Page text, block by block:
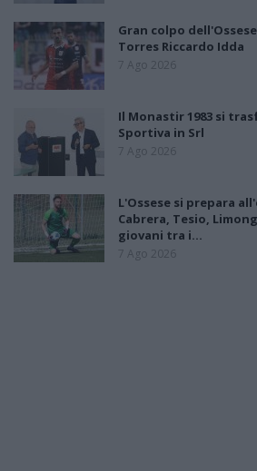
Gran colpo
Torres Riccardo Idda
7 Ago 2026
Il Monastir 1983 si
Sportiva in Srl
7 Ago 2026
L'Ossese si prepara
Cabrera, Tesio,
giovani tra i…
7 Ago 2026